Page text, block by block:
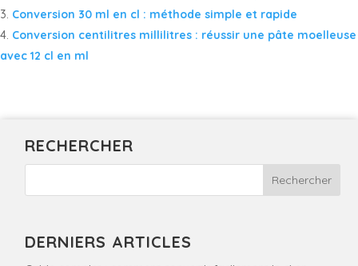
Conversion 30 ml en cl : méthode simple et rapide
Conversion centilitres millilitres : réussir une pâte moelleuse
avec 12 cl en ml
RECHERCHER
DERNIERS ARTICLES